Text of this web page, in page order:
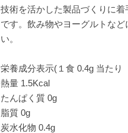
技術を活かした製品づくりに
です。飲み物やヨーグルトな
い。
栄養成分表示(１食 0.4g 当た
熱量 1.5Kcal
たんぱく質 0g
脂質 0g
炭水化物 0.4g